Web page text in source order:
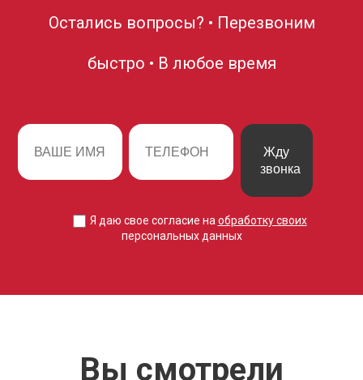
Остались вопросы? • Перезвоним
быстро • В любое время
Жду
звонка
Я даю свое согласие на обработку своих
персональных данных
Вы смотрели